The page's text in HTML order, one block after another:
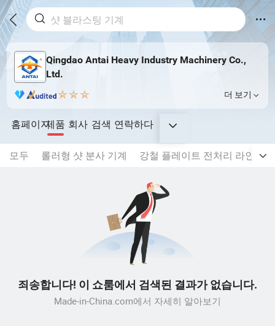
Qingdao Antai Heavy Industry Machinery Co.,
Ltd.
더 보기
홈페이지제품 회사 검색 연락하다
모두 롤러형 샷 분사 기계 강철 플레이트 전처리 라인
죄송합니다! 이 쇼룸에서 검색된 결과가 없습니다.
Made-in-China.com에서 자세히 알아보기